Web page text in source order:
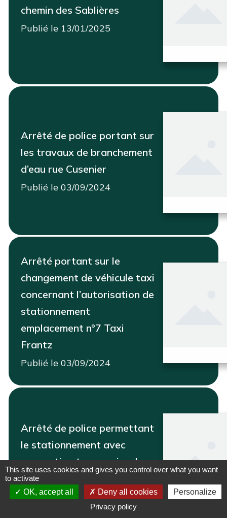
Démarches
Plan
intéractif
Signalement
chemin des Sablières
Publié le 13/01/2025
Arrêté de police portant sur
les travaux de branchement
d’eau rue Cusenier
Publié le 03/09/2024
Arrêté portant sur le
changement de véhicule taxi
concernant l’autorisation de
stationnement
emplacement n°7 Taxi
Frantz
Publié le 03/09/2024
Arrêté de police permettant
le stationnement avec
occupation temporaire du
domaine public – Food truck
Publié le 23/02/2024
This site uses cookies and gives you control over what you want
to activate
OK, accept all
Deny all cookies
Personalize
Privacy policy